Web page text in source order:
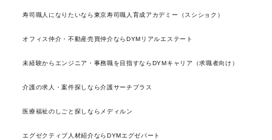
寿司職人になりたいなら東京寿司職人育成アカデミー（スシショク）
オフィス仲介・不動産売買仲介ならDYMリアルエステート
未経験からエンジニア・事務職を目指すならDYMキャリア（求職者向け）
介護の求人・案件探しなら介護サーチプラス
医療福祉のしごと探しならメディルン
エグゼクティブ人材紹介ならDYMエグゼパート